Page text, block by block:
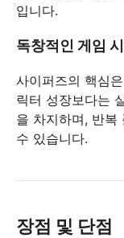
입니다.
독창적인 게임
사이퍼즈의 핵심
릭터 성장보다는
을 차지하며, 반복
수 있습니다.
장점 및 단점